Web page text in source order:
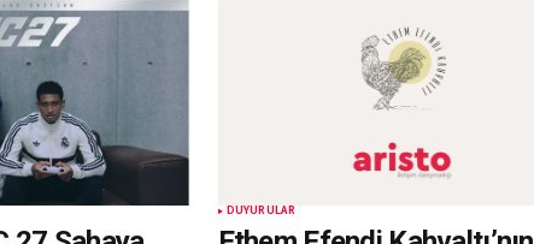
DUYURULAR